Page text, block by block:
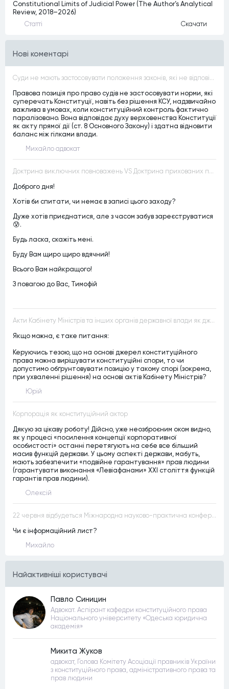
Constitutional Limits of Judicial Power (The Author’s Analytical
Review, 2018–2026)
Статтi Скачати
Нові коментарі
Суди не мають застосовувати положення законів, які не відповідають Конституції, незалежно від того, чи визнавалися вони Конституційним Судом України неконституційними, тобто закони, що суперечать Конституції України не можуть застосовуватися навіть у випадках, коли вони є чинними
Правова позиція про право судів не застосовувати норми, які
суперечать Конституції, навіть без рішення КСУ, надзвичайно
важлива в умовах, коли конституційний контроль фактично
паралізовано. Вона відповідає духу верховенства Конституції
як акту прямої дії (ст. 8 Основного Закону) і здатна відновити
баланс між гілками влади.
Михайло адвокат
Доктрина виключних повноважень VS Доктрина прихованих повноважень
Доброго дня!
Хотів би спитати, чи немає в записі цього заходу?
Дуже хотів приєднатися, але з часом забув зареєструватися
😰.
Будь ласка, скажіть мені.
Буду Вам щиро щиро вдячний!
Всього Вам найкращого!
З повагою до Вас, Тимофій
Акти Кабінету Міністрів та інших органів державної влади як джерела конституційного права
Якщо можна, є таке питання:
Керуючись тезою, що на основі джерел конституційного
права можна вирішувати конституційні спори, то чи
допустимо обґрунтовувати позицію у такому спорі (зокрема,
при ухваленні рішення) на основі актів Кабінету Міністрів?
Юрій
Корпорація як конституційний актор
Дякую за цікаву роботу! Дійсно, уже неозброєним оком видно,
як у процесі «посилення концепції корпоративної
особистості» останні перетягують на себе все більший
масив функцій держави. У цьому аспекті держави, мабуть,
мають забезпечити «подвійне гарантування» прав людини
(гарантувати виконання «Левіафанами» ХХІ століття функцій
гарантів прав людини).
Олексій
22 червня відбудеться Міжнародна науково-практична конференція “Конституційна демократія в умовах загроз територіальній цілісності та національній безпеці”
Чи є інформаційний лист?
Михайло
Найактивнiшi користувачi
Павло Синицин
Адвокат. Аспірант кафедри конституційного права
Національного університету «Одеська юридична
академія»
Микита Жуков
адвокат, Голова Комітету Асоціації правників України
з конституційного права, адміністративного права та
прав людини